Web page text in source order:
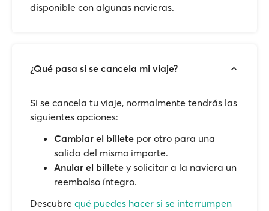
disponible con algunas navieras.
¿Qué pasa si se cancela mi viaje?
Si se cancela tu viaje, normalmente tendrás las
siguientes opciones:
Cambiar el billete por otro para una
salida del mismo importe.
Anular el billete y solicitar a la naviera un
reembolso íntegro.
Descubre qué puedes hacer si se interrumpen